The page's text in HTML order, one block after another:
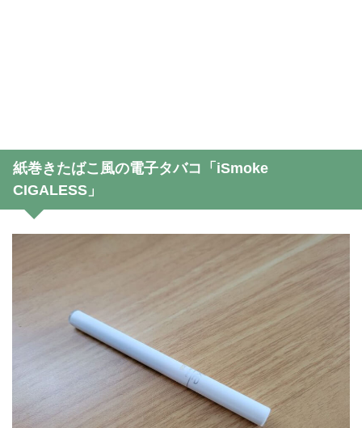
紙巻きたばこ風の電子タバコ「iSmoke
CIGALESS」